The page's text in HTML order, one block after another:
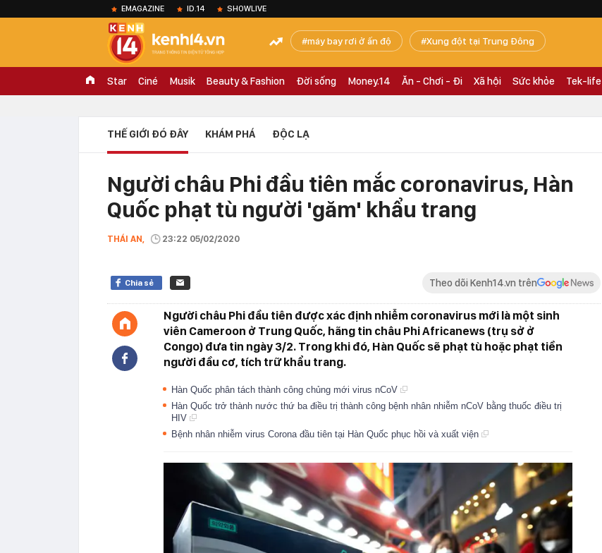
EMAGAZINE ID.14 SHOWLIVE
máy bay rơi ở ấn độ Xung đột tại Trung Đông
Star Ciné Musik Beauty & Fashion Đời sống Money.14 Ăn - Chơi - Đi Xã hội Sức khỏe Tek-life
THẾ GIỚI ĐÓ ĐÂY KHÁM PHÁ ĐỘC LẠ
Người châu Phi đầu tiên mắc coronavirus, Hàn
Quốc phạt tù người 'găm' khẩu trang
THÁI AN, 23:22 05/02/2020
Chia sẻ Theo dõi Kenh14.vn trên
Người châu Phi đầu tiên được xác định nhiễm coronavirus mới là một sinh
viên Cameroon ở Trung Quốc, hãng tin châu Phi Africanews (trụ sở ở
Congo) đưa tin ngày 3/2. Trong khi đó, Hàn Quốc sẽ phạt tù hoặc phạt tiền
người đầu cơ, tích trữ khẩu trang.
Hàn Quốc phân tách thành công chủng mới virus nCoV
Hàn Quốc trở thành nước thứ ba điều trị thành công bệnh nhân nhiễm nCoV bằng thuốc điều trị
HIV
Bệnh nhân nhiễm virus Corona đầu tiên tại Hàn Quốc phục hồi và xuất viện